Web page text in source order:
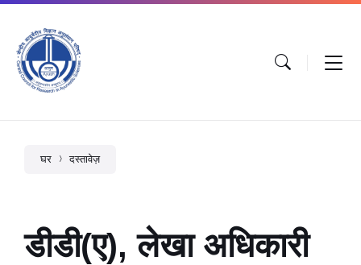
घर दस्तावेज़
डीडी(ए), लेखा अधिकारी